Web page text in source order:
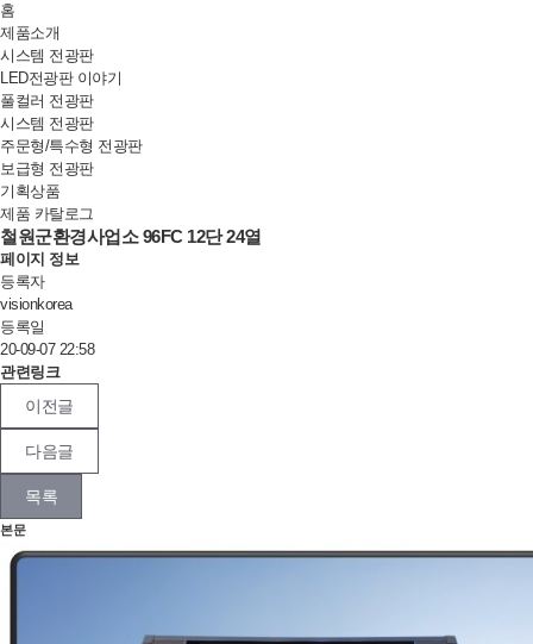
홈
제품소개
시스템 전광판
LED전광판 이야기
풀컬러 전광판
시스템 전광판
주문형/특수형 전광판
보급형 전광판
기획상품
제품 카탈로그
철원군환경사업소 96FC 12단 24열
페이지 정보
등록자
visionkorea
등록일
20-09-07 22:58
관련링크
이전글
다음글
목록
본문